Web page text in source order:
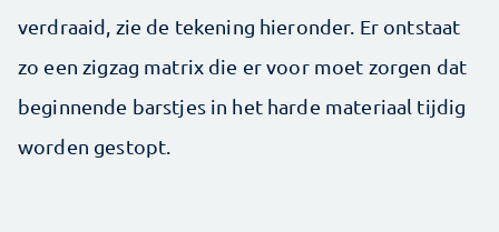
verdraaid, zie de tekening hieronder. Er ontstaat
zo een zigzag matrix die er voor moet zorgen dat
beginnende barstjes in het harde materiaal tijdig
worden gestopt.